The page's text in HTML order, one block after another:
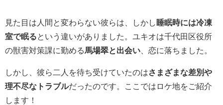
見た目は人間と変わらない彼らは、しかし
睡眠時には冷凍
室で眠る という違いがありました。ユキオは千代田区役所
の獣害対策課に勤める馬場翠と出会い 、恋に落ちました。
しかし、彼ら二人を待ち受けていたのはさまざまな差別や
理不尽なトラブルだったのです。ここではロケ地をご紹介
します！